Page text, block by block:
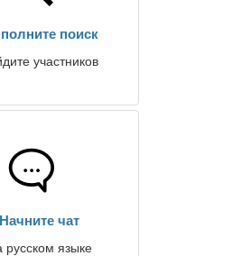
поиск
участников
Начните чат
русском языке